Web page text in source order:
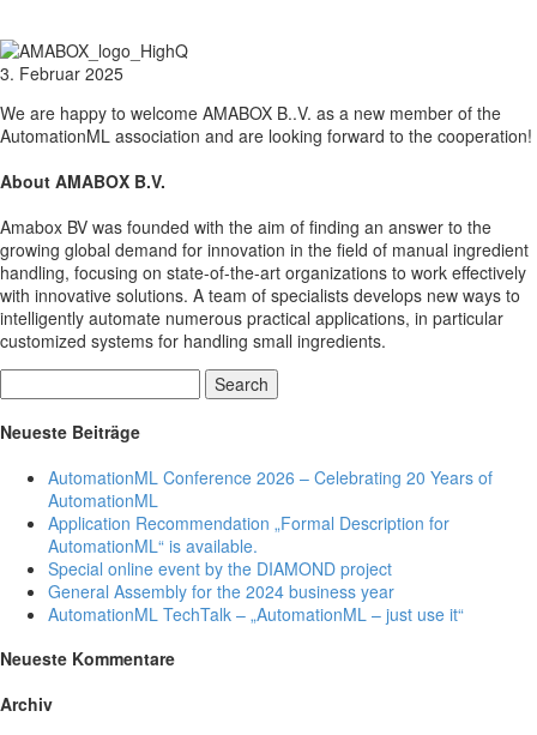
3. Februar 2025
We are happy to welcome AMABOX B..V. as a new member of the
AutomationML association and are looking forward to the cooperation!
About AMABOX B.V.
Amabox BV was founded with the aim of finding an answer to the
growing global demand for innovation in the field of manual ingredient
handling, focusing on state-of-the-art organizations to work effectively
with innovative solutions. A team of specialists develops new ways to
intelligently automate numerous practical applications, in particular
customized systems for handling small ingredients.
Search
Neueste Beiträge
AutomationML Conference 2026 – Celebrating 20 Years of
AutomationML
Application Recommendation „Formal Description for
AutomationML“ is available.
Special online event by the DIAMOND project
General Assembly for the 2024 business year
AutomationML TechTalk – „AutomationML – just use it“
Neueste Kommentare
Archiv